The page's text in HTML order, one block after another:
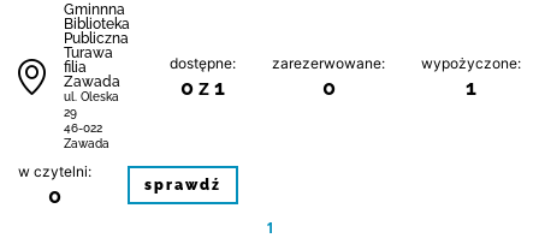
Gminnna
Biblioteka
Publiczna
Turawa
filia
Zawada
ul. Oleska
29
46-022
Zawada
dostępne:
0 z 1
zarezerwowane:
0
wypożyczone:
1
w czytelni:
0 sprawdź
1